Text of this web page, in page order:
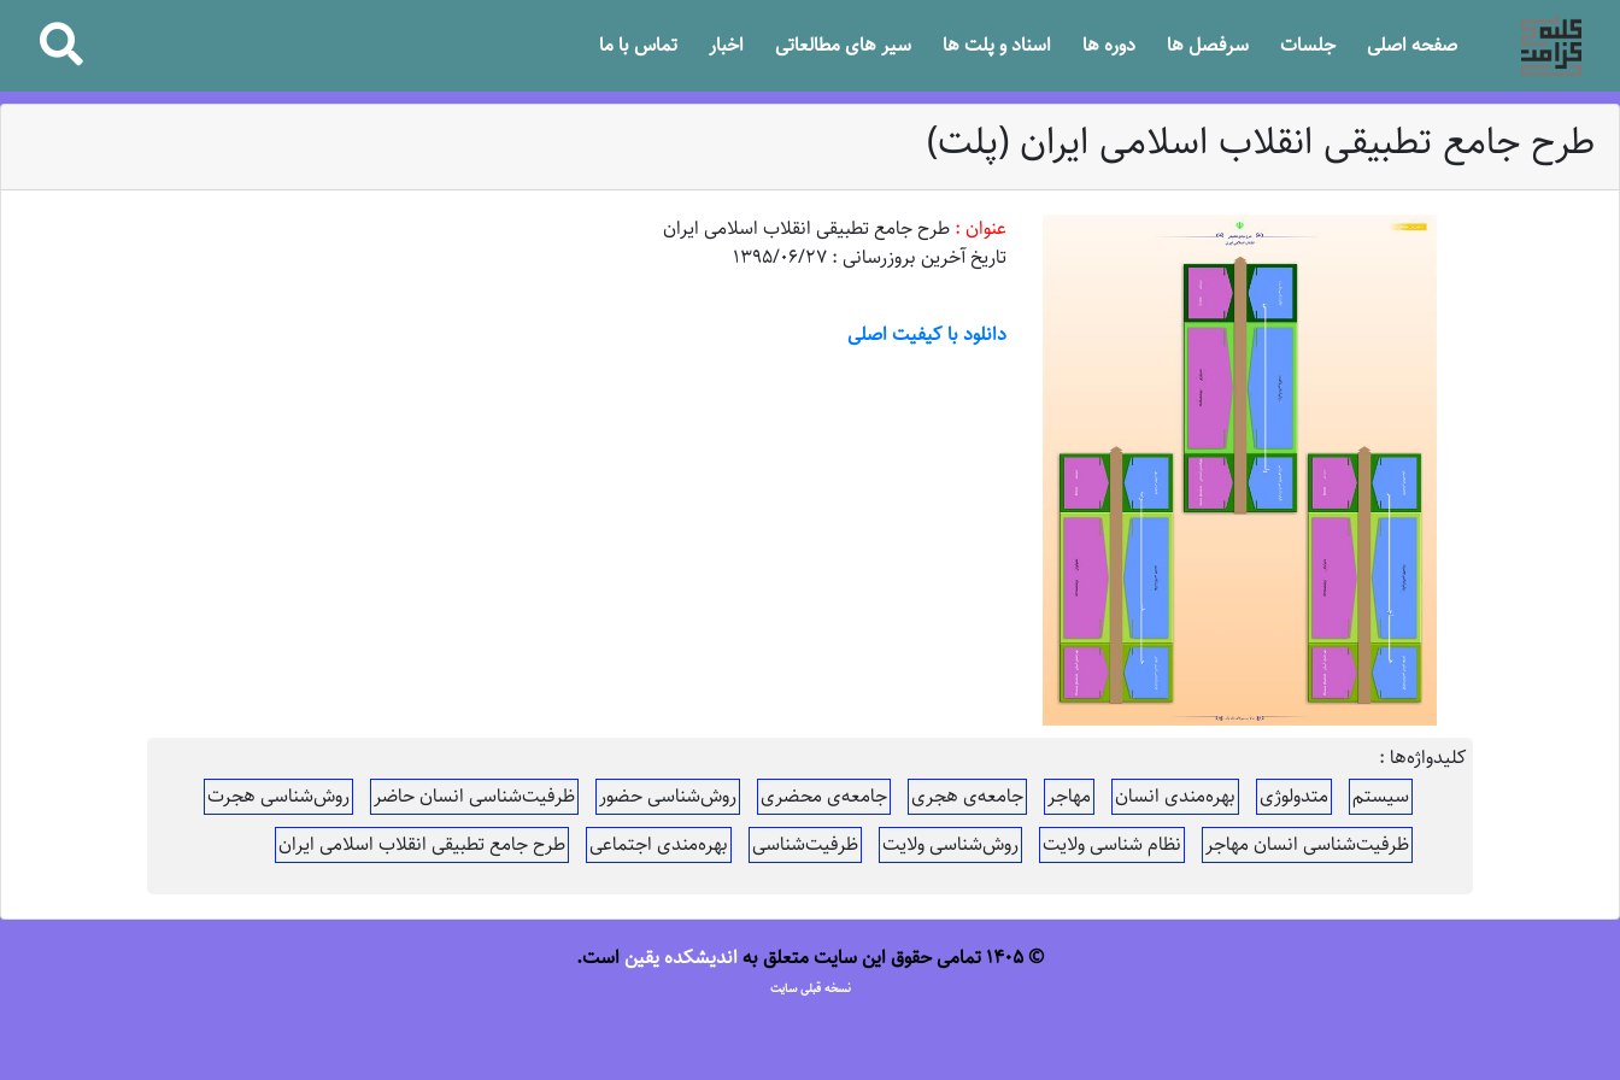
صفحه اصلی جلسات سرفصل ها دوره ها اسناد و پلت ها سیر های مطالعاتی اخبار تماس با ما
طرح جامع تطبیقی انقلاب اسلامی ایران (پلت)
عنوان : طرح جامع تطبیقی انقلاب اسلامی ایران
تاریخ آخرین بروزرسانی : 1395/06/27
دانلود با کیفیت اصلی
کلیدواژه‌ها :
سیستم
متدولوژی بهره‌مندی انسان مهاجر جامعه‌ی هجری جامعه‌ی محضری روش‌شناسی حضور ظرفیت‌شناسی انسان حاضر
روش‌شناسی هجرت
ظرفیت‌شناسی انسان مهاجر
نظام شناسی ولایت روش‌شناسی ولایت ظرفیت‌شناسی بهره‌مندی اجتماعی طرح جامع تطبیقی انقلاب اسلامی ایران
© 1405 تمامی حقوق این سایت متعلق به اندیشکده یقین است.
نسخه قبلی سایت